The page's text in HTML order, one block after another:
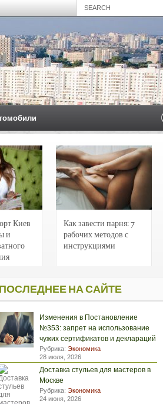
Киев
и
Как завести парня: 7
рабочих методов с
инструкциями
ПОСЛЕДНЕЕ НА САЙТЕ
Изменения в Постановление
№353: запрет на использование
чужих сертификатов и деклараций
Рубрика: Экономика
28 июля, 2026
Доставка стульев для мастеров в
Москве
Рубрика: Экономика
24 июня, 2026